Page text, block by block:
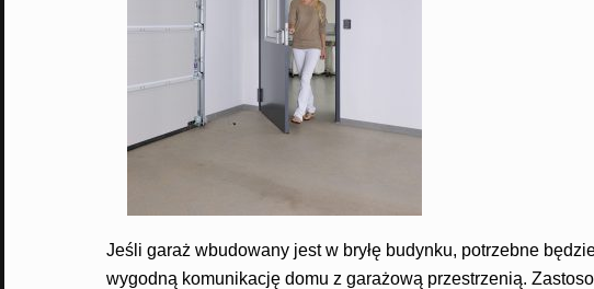
Jeśli garaż wbudowany jest w bryłę budynku, potrzebne
wygodną komunikację domu z garażową przestrzenią.